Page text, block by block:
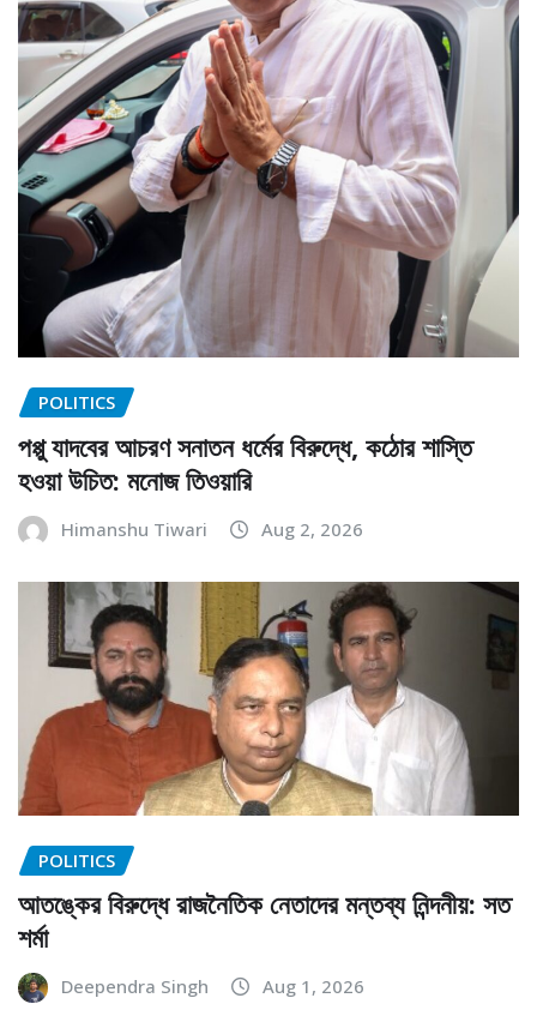
POLITICS
পপ্পু যাদবের আচরণ সনাতন ধর্মের বিরুদ্ধে, কঠোর শাস্তি
হওয়া উচিত: মনোজ তিওয়ারি
Himanshu Tiwari Aug 2, 2026
POLITICS
আতঙ্কের বিরুদ্ধে রাজনৈতিক নেতাদের মন্তব্য নিন্দনীয়: সত
শর্মা
Deependra Singh Aug 1, 2026